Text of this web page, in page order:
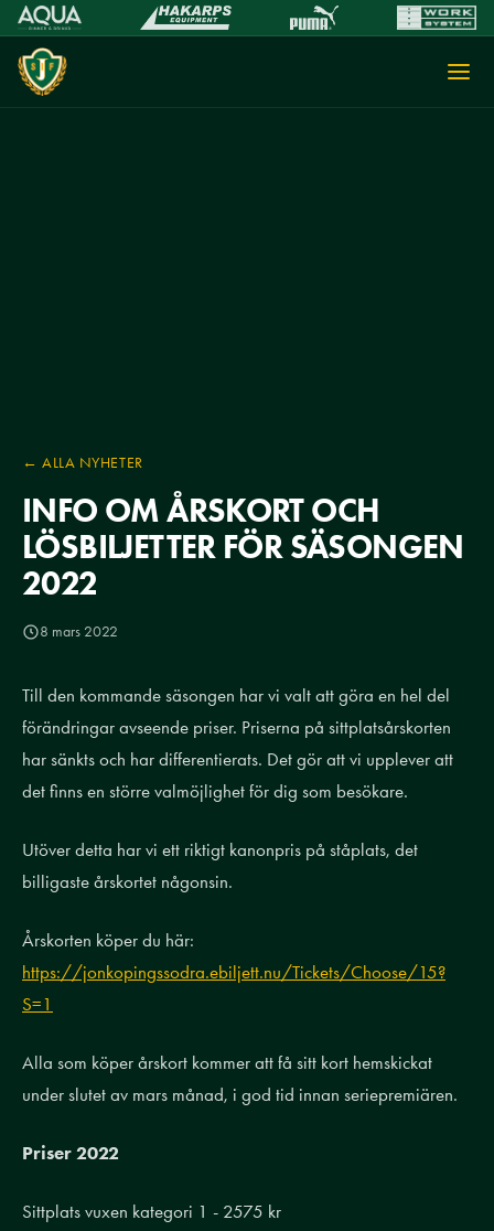
← ALLA NYHETER
INFO OM ÅRSKORT OCH
LÖSBILJETTER FÖR SÄSONGEN
2022
8 mars 2022
Till den kommande säsongen har vi valt att göra en hel del
förändringar avseende priser. Priserna på sittplatsårskorten
har sänkts och har differentierats. Det gör att vi upplever att
det finns en större valmöjlighet för dig som besökare.
Utöver detta har vi ett riktigt kanonpris på ståplats, det
billigaste årskortet någonsin.
Årskorten köper du här:
https://jonkopingssodra.ebiljett.nu/Tickets/Choose/15?
S=1
Alla som köper årskort kommer att få sitt kort hemskickat
under slutet av mars månad, i god tid innan seriepremiären.
Priser 2022
Sittplats vuxen kategori 1 - 2575 kr